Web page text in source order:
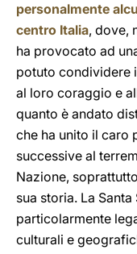
personalmente
centro Italia, dove,
ha provocato ad
potuto condividere
al loro coraggio e
quanto è andato
che ha unito il caro
successive al
Nazione,
sua storia. La Santa
particolarmente
culturali e